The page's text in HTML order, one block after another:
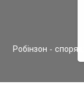
Робінзон -